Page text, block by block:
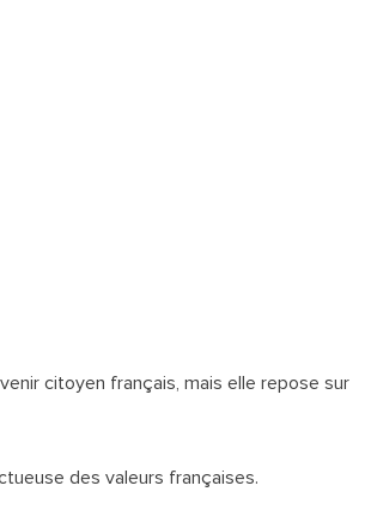
citoyen français, mais elle repose sur
des valeurs françaises.